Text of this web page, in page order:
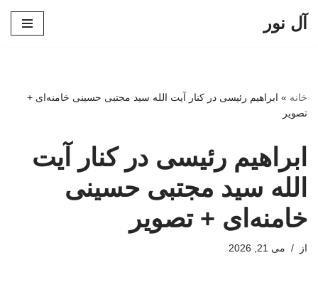
آل نور
خانه » ابراهیم رئیسی در کنار آیت الله سید مجتبی حسینی خامنه‌ای +
تصویر
ابراهیم رئیسی در کنار آیت
الله سید مجتبی حسینی
خامنه‌ای + تصویر
از می 21, 2026